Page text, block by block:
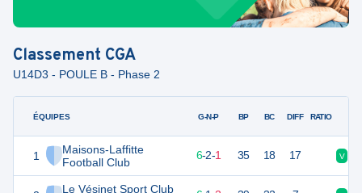
Classement CGA
U14D3 - POULE B - Phase 2
ÉQUIPES
1
Maisons-Laffitte
Football Club
Le Vésinet Sport Club
G-N-P BP BC DIFF RATIO
20 6-2-1 35 18 17 V